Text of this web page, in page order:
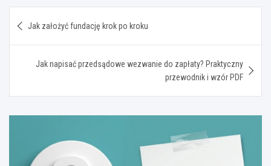
wpisu
Jak założyć fundację krok po kroku
Jak napisać przedsądowe wezwanie do zapłaty? Praktyczny
przewodnik i wzór PDF